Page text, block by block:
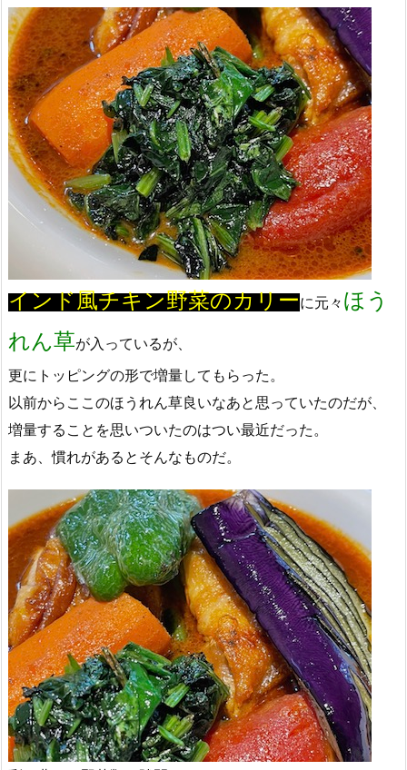
インド風チキン野菜のカリーに元々 ほう
れん草が入っているが、
更にトッピングの形で増量してもらった。
以前からここのほうれん草良いなあと思っていたのだが、
増量することを思いついたのはつい最近だった。
まあ、慣れがあるとそんなものだ。